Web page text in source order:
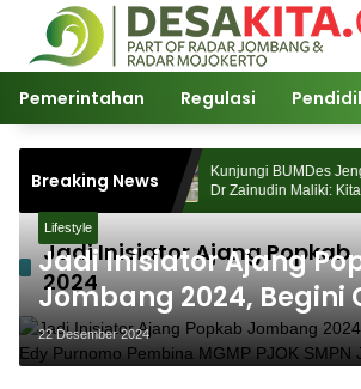
Langsung
konten
Pemerintahan Regulasi
Breaking News
Akademik
Kunjungi BUMDes
Dr Zainudin Maliki: Kita
Kemandirian Ekonomi
Jadi Inisiator Ajang Popkab
2024
Lifestyle
Jadi Inisiator Ajang
Jombang 2024, Begini
Edy Purnomo Pembina
PJOK SMPN Jombang
22 Desember 2024